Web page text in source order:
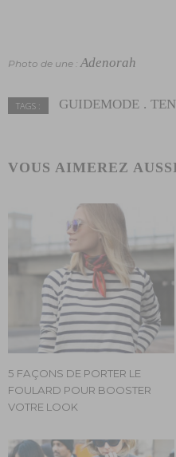
Photo de une : Adenorah
TAGS : GUIDEMODE
VOUS AIMEREZ
5 FAÇONS DE PORTER LE
FOULARD POUR BOOSTER
VOTRE LOOK